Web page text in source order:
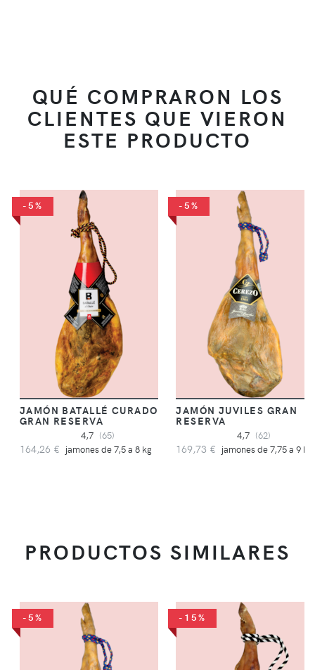
QUÉ COMPRARON LOS
CLIENTES QUE VIERON
ESTE PRODUCTO
-5%
JAMÓN BATALLÉ CURADO
GRAN RESERVA
4,7 (65)
164,26 € jamones de 7,5 a 8 kg
-5%
JAMÓN JUVILES GRAN
RESERVA
4,7 (62)
169,73 € jamones de 7,75 a 9 kg
PRODUCTOS SIMILARES
-5% -15%